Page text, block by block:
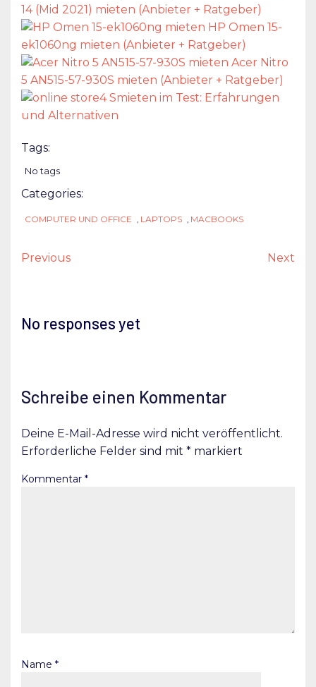
14 (Mid 2021) mieten (Anbieter + Ratgeber)
HP Omen 15-
ek1060ng mieten (Anbieter + Ratgeber)
Acer Nitro
5 AN515-57-930S mieten (Anbieter + Ratgeber)
Smieten im Test: Erfahrungen
und Alternativen
Tags:
No tags
Categories:
COMPUTER UND OFFICE , LAPTOPS , MACBOOKS
Previous Next
No responses yet
Schreibe einen Kommentar
Deine E-Mail-Adresse wird nicht veröffentlicht.
Erforderliche Felder sind mit * markiert
Kommentar *
Name *